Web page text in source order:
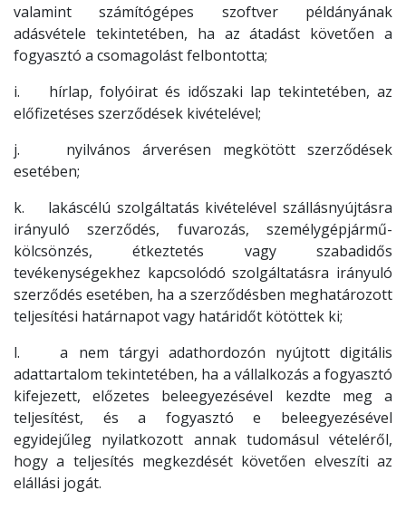
valamint számítógépes szoftver példányának
adásvétele tekintetében, ha az átadást követően a
fogyasztó a csomagolást felbontotta;
i. hírlap, folyóirat és időszaki lap tekintetében, az
előfizetéses szerződések kivételével;
j. nyilvános árverésen megkötött szerződések
esetében;
k. lakáscélú szolgáltatás kivételével szállásnyújtásra
irányuló szerződés, fuvarozás, személygépjármű-
kölcsönzés, étkeztetés vagy szabadidős
tevékenységekhez kapcsolódó szolgáltatásra irányuló
szerződés esetében, ha a szerződésben meghatározott
teljesítési határnapot vagy határidőt kötöttek ki;
l. a nem tárgyi adathordozón nyújtott digitális
adattartalom tekintetében, ha a vállalkozás a fogyasztó
kifejezett, előzetes beleegyezésével kezdte meg a
teljesítést, és a fogyasztó e beleegyezésével
egyidejűleg nyilatkozott annak tudomásul vételéről,
hogy a teljesítés megkezdését követően elveszíti az
elállási jogát.